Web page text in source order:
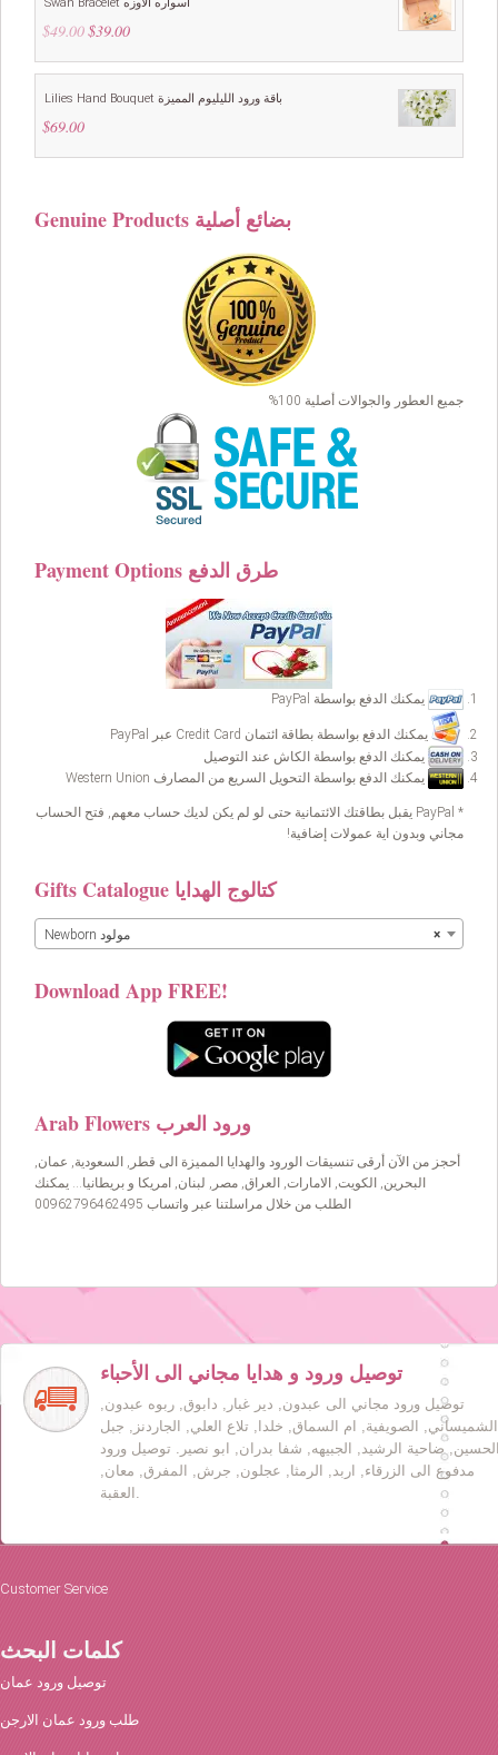
Swan Bracelet اسواره الاوزه
$49.00 Original
was:
$39.00Current
is:
Lilies Hand Bouquet باقة ورود الليليوم المميزة
$69.00
Genuine Products بضائع أصلية
جميع العطور والجوالات أصلية 100%
Payment Options طرق الدفع
يمكنك الدفع بواسطة PayPal
يمكنك الدفع بواسطة بطاقة ائتمان Credit Card عبر PayPal
يمكنك الدفع بواسطة الكاش عند التوصيل
يمكنك الدفع بواسطة التحويل السريع من المصارف Western Union
* PayPal يقبل بطاقتك الائتمانية حتى لو لم يكن لديك حساب معهم, فتح الحساب
مجاني وبدون اية عمولات إضافية!
Gifts Catalogue كتالوج الهدايا
× Newborn مولود
Download App FREE!
Arab Flowers ورود العرب
أحجز من الآن أرقى تنسيقات الورود والهدايا المميزة الى قطر, السعودية, عمان,
البحرين, الكويت, الامارات, العراق, مصر, لبنان, امريكا و بريطانيا… يمكنك
الطلب من خلال مراسلتنا عبر واتساب 00962796462495
توصيل ورود و هدايا مجاني الى الأحباء
توصيل ورود مجاني الى عبدون, دير غبار, دابوق, ربوه عبدون,
الشميساني, الصويفية, ام السماق, خلدا, تلاع العلي, الجاردنز, جبل
ضاحية الرشيد, الجبيهه, شفا بدران, ابو نصير. توصيل ورود
مدفوع الى الزرقاء, اربد, الرمثا, عجلون, جرش, المفرق, معان,
العقبة.
Customer Service
كلمات البحث
توصيل ورود عمان
طلب ورود عمان الارجن